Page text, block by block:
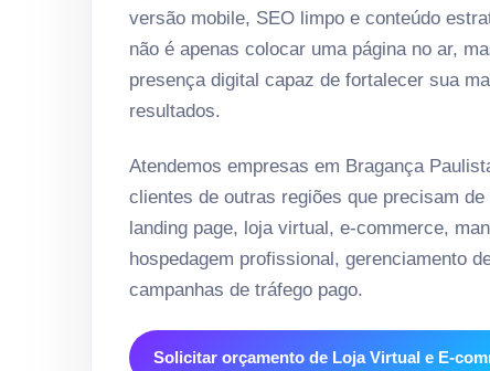
versão mobile, SEO limpo e conteúdo
não é apenas colocar uma página no ar,
presença digital capaz de fortalecer sua
resultados.
Atendemos empresas em Bragança
clientes de outras regiões que precisam
landing page, loja virtual, e-commerce,
hospedagem profissional, gerenciamento
campanhas de tráfego pago.
Solicitar orçamento de Loja Virtual e E-